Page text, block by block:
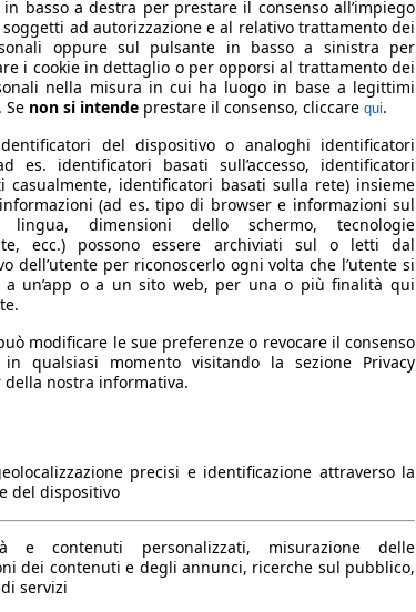
basso a destra per prestare il consenso all’impiego
soggetti ad autorizzazione e al relativo trattamento dei
oppure sul pulsante in basso a sinistra per
i cookie in dettaglio o per opporsi al trattamento dei
nella misura in cui ha luogo in base a legittimi
Se non si intende prestare il consenso, cliccare qui.
del dispositivo o analoghi identificatori
es. identificatori basati sull’accesso, identificatori
casualmente, identificatori basati sulla rete) insieme
(ad es. tipo di browser e informazioni sul
lingua, dimensioni dello schermo, tecnologie
ecc.) possono essere archiviati sul o letti dal
dell’utente per riconoscerlo ogni volta che l’utente si
a un’app o a un sito web, per una o più finalità qui
modificare le sue preferenze o revocare il consenso
in qualsiasi momento visitando la sezione Privacy
della nostra informativa.
precisi e identificazione attraverso la
del dispositivo
e contenuti personalizzati, misurazione delle
dei contenuti e degli annunci, ricerche sul pubblico,
servizi